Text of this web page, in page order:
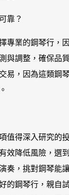
靠？
專業的鋼琴行，
與調整，確保品
易，因為這類鋼
值得深入研究的
效降低風險，選
奏，挑對鋼琴能
的鋼琴行，親自